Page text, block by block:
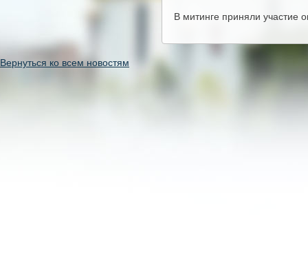
В митинге приняли участие
Вернуться ко всем новостям